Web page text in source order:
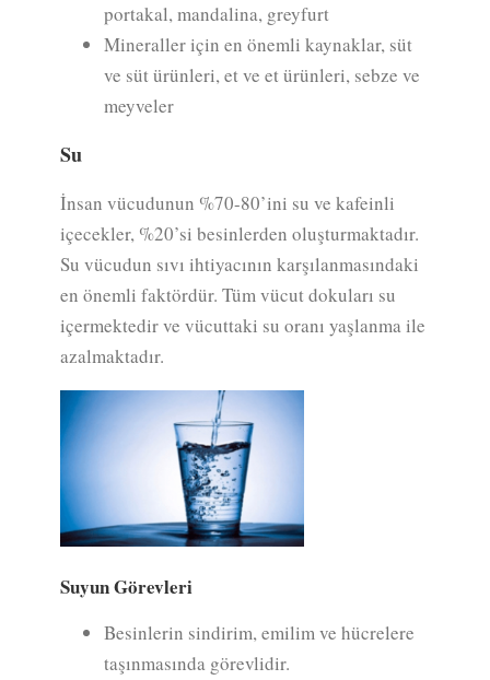
portakal, mandalina, greyfurt
Mineraller için en önemli kaynaklar, süt
ve süt ürünleri, et ve et ürünleri, sebze ve
meyveler
Su
İnsan vücudunun %70-80’ini su ve kafeinli
içecekler, %20’si besinlerden oluşturmaktadır.
Su vücudun sıvı ihtiyacının karşılanmasındaki
en önemli faktördür. Tüm vücut dokuları su
içermektedir ve vücuttaki su oranı yaşlanma ile
azalmaktadır.
Suyun Görevleri
Besinlerin sindirim, emilim ve hücrelere
taşınmasında görevlidir.